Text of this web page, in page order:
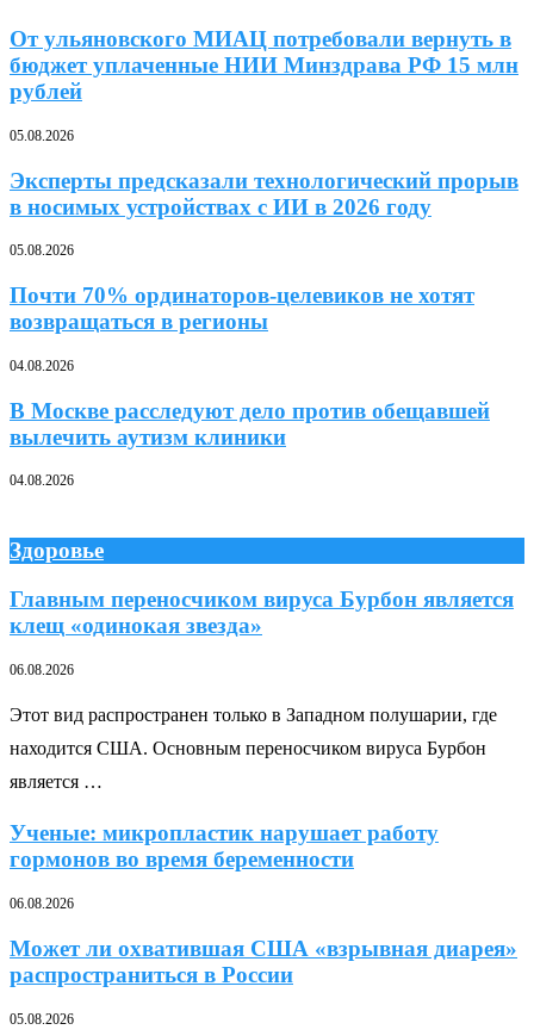
От ульяновского МИАЦ потребовали вернуть в
бюджет уплаченные НИИ Минздрава РФ 15 млн
рублей
05.08.2026
Эксперты предсказали технологический прорыв
в носимых устройствах с ИИ в 2026 году
05.08.2026
Почти 70% ординаторов-целевиков не хотят
возвращаться в регионы
04.08.2026
В Москве расследуют дело против обещавшей
вылечить аутизм клиники
04.08.2026
Здоровье
Главным переносчиком вируса Бурбон является
клещ «одинокая звезда»
06.08.2026
Этот вид распространен только в Западном полушарии, где
находится США. Основным переносчиком вируса Бурбон
является …
Ученые: микропластик нарушает работу
гормонов во время беременности
06.08.2026
Может ли охватившая США «взрывная диарея»
распространиться в России
05.08.2026